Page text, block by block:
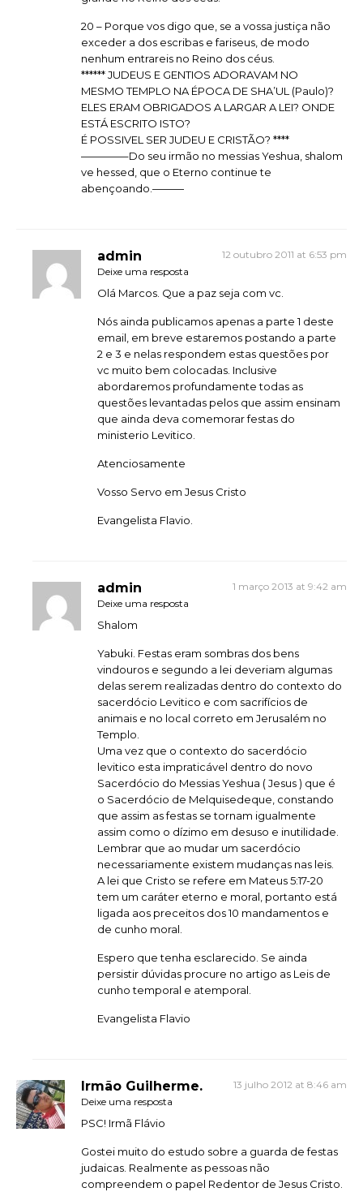
20 – Porque vos digo que, se a vossa justiça não
exceder a dos escribas e fariseus, de modo
nenhum entrareis no Reino dos céus.
****** JUDEUS E GENTIOS ADORAVAM NO
MESMO TEMPLO NA ÉPOCA DE SHA’UL (Paulo)?
ELES ERAM OBRIGADOS A LARGAR A LEI? ONDE
ESTÁ ESCRITO ISTO?
É POSSIVEL SER JUDEU E CRISTÃO? ****
————–Do seu irmão no messias Yeshua, shalom
ve hessed, que o Eterno continue te
abençoando.———
admin
12 outubro 2011 at 6:53 pm
Deixe uma resposta
Olá Marcos. Que a paz seja com vc.
Nós ainda publicamos apenas a parte 1 deste
email, em breve estaremos postando a parte
2 e 3 e nelas respondem estas questões por
vc muito bem colocadas. Inclusive
abordaremos profundamente todas as
questões levantadas pelos que assim ensinam
que ainda deva comemorar festas do
ministerio Levitico.
Atenciosamente
Vosso Servo em Jesus Cristo
Evangelista Flavio.
admin
1 março 2013 at 9:42 am
Deixe uma resposta
Shalom
Yabuki. Festas eram sombras dos bens
vindouros e segundo a lei deveriam algumas
delas serem realizadas dentro do contexto do
sacerdócio Levitico e com sacrifícios de
animais e no local correto em Jerusalém no
Templo.
Uma vez que o contexto do sacerdócio
levitico esta impraticável dentro do novo
Sacerdócio do Messias Yeshua ( Jesus ) que é
o Sacerdócio de Melquisedeque, constando
que assim as festas se tornam igualmente
assim como o dízimo em desuso e inutilidade.
Lembrar que ao mudar um sacerdócio
necessariamente existem mudanças nas leis.
A lei que Cristo se refere em Mateus 5:17-20
tem um caráter eterno e moral, portanto está
ligada aos preceitos dos 10 mandamentos e
de cunho moral.
Espero que tenha esclarecido. Se ainda
persistir dúvidas procure no artigo as Leis de
cunho temporal e atemporal.
Evangelista Flavio
Irmão Guilherme.
13 julho 2012 at 8:46 am
Deixe uma resposta
PSC! Irmã Flávio
Gostei muito do estudo sobre a guarda de festas
judaicas. Realmente as pessoas não
compreendem o papel Redentor de Jesus Cristo.